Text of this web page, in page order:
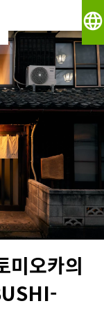
language
미오카의